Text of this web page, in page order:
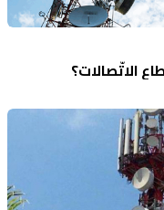
الاتّصالات؟